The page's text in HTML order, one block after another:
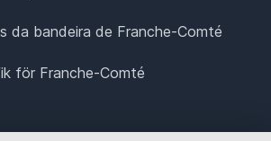
da bandeira de Franche-Comté
för Franche-Comté